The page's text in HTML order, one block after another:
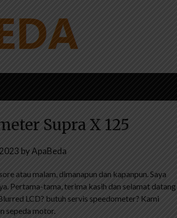
Supra X 125
byApaBeda
atau malam, dimanapun dan kapanpun. Saya
Pertama-tama, terima kasih dan selamat datang
LCD? butuh servis speedometer? Kami
sepeda motor.